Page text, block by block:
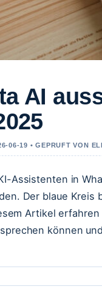
AI
06-19 • GEPRUFT VON
Assistenten in
Der blaue
Artikel
können